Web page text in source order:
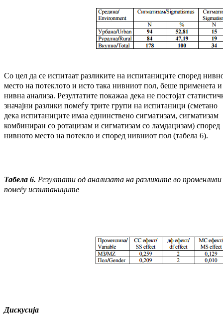
Со цел да се испитаат разликите на ис­пи­та­ни­ците според
место на потеклото и исто така нивниот пол, беше применета и
нив­на анализа. Резултатите покажаа дека не постојат
значајни разлики по­меѓу трите групи на испитаници (сме­та­но
дека испитаниците имаа еднинствено си­гматизам, сигматизам
комбиниран со ро­та­ци­зам и сигматизам со ламдацизам) спо­ред
нивното место на потекло и според нив­ниот пол (табела 6).
Табела 6. Резултати од анализата на раз­ли­ките во променливи
помеѓу ис­пи­та­ни­ци­те
Дискусија